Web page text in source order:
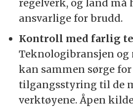
regelverk, og land må
ansvarlige for brudd.
Kontroll med farlig
Teknologibransjen
kan sammen sørge
tilgangsstyring til de
verktøyene. Åpen